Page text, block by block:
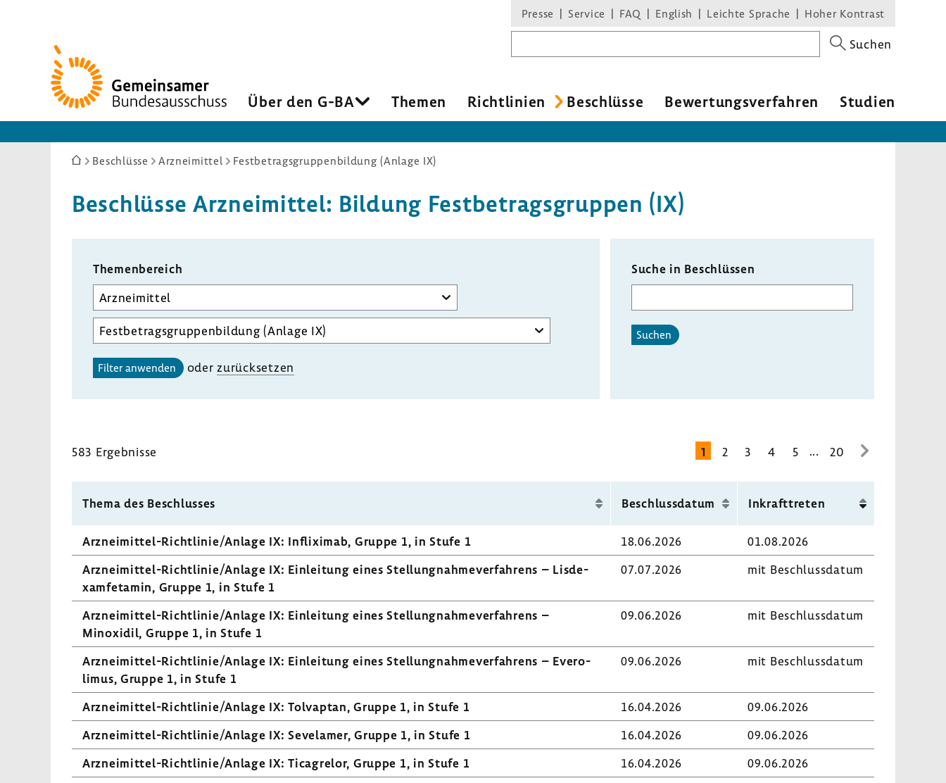
Zur
Startseite
Presse Service FAQ English Leichte Sprache Hoher Kontrast
Suchen
Über den G-BA Themen Richt­li­nien Beschlüsse Bewer­tungs­ver­fahren Studien
Sie
hier:
Beschlüsse Arzneimittel Festbetragsgruppenbildung (Anlage IX)
Beschlüsse Arznei­mittel: Bildung Fest­be­trags­gruppen (IX)
Themen­be­reich
Unterausschuss
auswählen
Aufgabenbereich
des
gewählten
Unterausschusses
auswählen
Filter anwenden oderzurück­setzen
Suche in Beschlüssen
Suchen
583 Ergeb­nisse 1 2 3 4 5 ... 20
zur
Thema des Beschlusses
Beschluss­datum Inkraft­treten
Arzneimittel-​Richtlinie/Anlage IX: Infli­ximab, Gruppe 1, in Stufe 1 18.06.2026
01.08.2026
Arzneimittel-​Richtlinie/Anlage IX: Einlei­tung eines Stel­lung­nah­me­ver­fah­rens – Lisd­e­
xamf­et­amin, Gruppe 1, in Stufe 1
07.07.2026 mit Beschluss­datum
Arzneimittel-​Richtlinie/Anlage IX: Einlei­tung eines Stel­lung­nah­me­ver­fah­rens –
Minoxidil, Gruppe 1, in Stufe 1
09.06.2026 mit Beschluss­datum
Arzneimittel-​Richtlinie/Anlage IX: Einlei­tung eines Stel­lung­nah­me­ver­fah­rens – Evero­
limus, Gruppe 1, in Stufe 1
09.06.2026 mit Beschluss­datum
Arzneimittel-​Richtlinie/Anlage IX: Tolvaptan, Gruppe 1, in Stufe 1 16.04.2026
09.06.2026
Arzneimittel-​Richtlinie/Anlage IX: Seve­l­amer, Gruppe 1, in Stufe 1
16.04.2026
09.06.2026
Arzneimittel-​Richtlinie/Anlage IX: Tica­g­relor, Gruppe 1, in Stufe 1
16.04.2026
09.06.2026